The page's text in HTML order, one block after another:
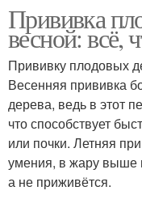
Прививка
весной: всё,
Прививку плодовых
Весенняя прививка
дерева, ведь в этот
что способствует
или почки. Летняя
умения, в жару выше
а не приживётся.